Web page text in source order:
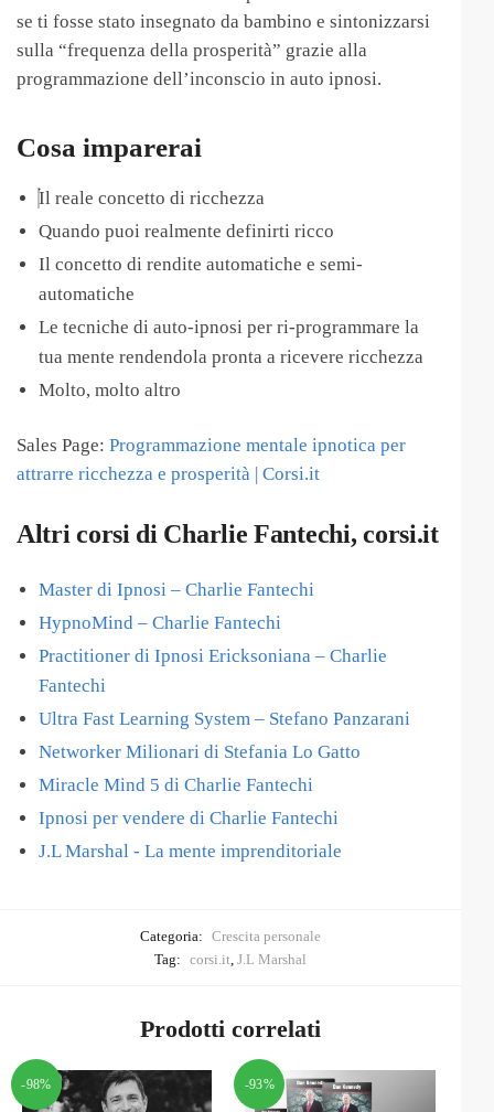
se ti fosse stato insegnato da bambino e sintonizzarsi
sulla “frequenza della prosperità” grazie alla
programmazione dell’inconscio in auto ipnosi.
Cosa imparerai
Il reale concetto di ricchezza
Quando puoi realmente definirti ricco
Il concetto di rendite automatiche e semi-
automatiche
Le tecniche di auto-ipnosi per ri-programmare la
tua mente rendendola pronta a ricevere ricchezza
Molto, molto altro
Sales Page: Programmazione mentale ipnotica per
attrarre ricchezza e prosperità | Corsi.it
Altri corsi di Charlie Fantechi, corsi.it
Master di Ipnosi – Charlie Fantechi
HypnoMind – Charlie Fantechi
Practitioner di Ipnosi Ericksoniana – Charlie
Fantechi
Ultra Fast Learning System – Stefano Panzarani
Networker Milionari di Stefania Lo Gatto
Miracle Mind 5 di Charlie Fantechi
Ipnosi per vendere di Charlie Fantechi
J.L Marshal - La mente imprenditoriale
Categoria: Crescita personale
Tag: corsi.it J.L Marshal
Prodotti correlati
-98% -93%